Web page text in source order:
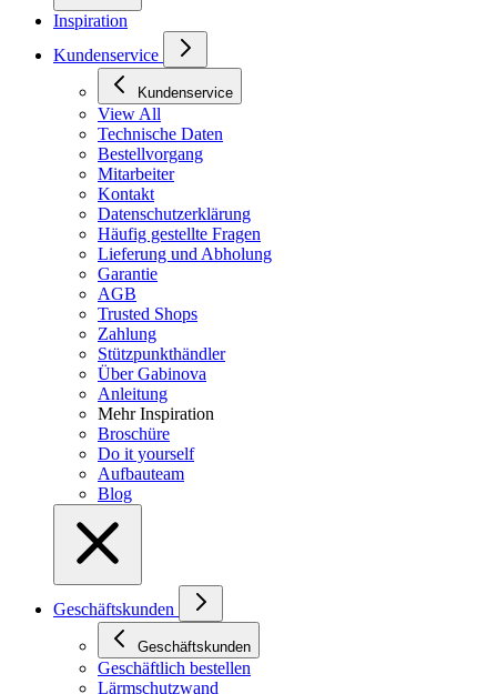
Inspiration
Kundenservice
Kundenservice
View All
Technische Daten
Bestellvorgang
Mitarbeiter
Kontakt
Datenschutzerklärung
Häufig gestellte Fragen
Lieferung und Abholung
Garantie
AGB
Trusted Shops
Zahlung
Stützpunkthändler
Über Gabinova
Anleitung
Mehr Inspiration
Broschüre
Do it yourself
Aufbauteam
Blog
Geschäftskunden
Geschäftskunden
Geschäftlich bestellen
Lärmschutzwand